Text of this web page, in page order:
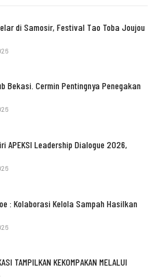
di Samosir, Festival Tao Toba Joujou
Bekasi. Cermin Pentingnya Penegakan
APEKSI Leadership Dialogue 2026,
: Kolaborasi Kelola Sampah Hasilkan
TAMPILKAN KEKOMPAKAN MELALUI